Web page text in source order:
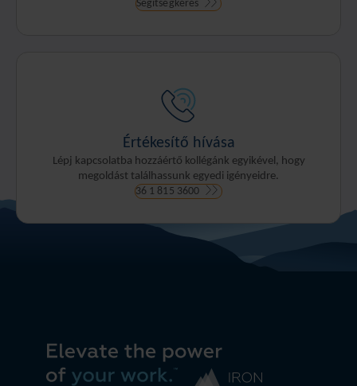
Segítségkérés
Értékesítő hívása
Lépj kapcsolatba hozzáértő kollégánk egyikével, hogy
megoldást találhassunk egyedi igényeidre.
36 1 815 3600